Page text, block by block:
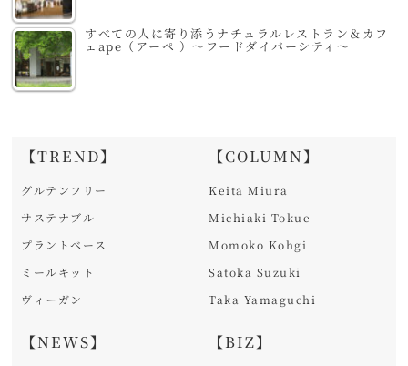
すべての人に寄り添うナチュラルレストラン＆カフ
ェape（アーペ ）～フードダイバーシティ～
【TREND】
グルテンフリー
サステナブル
プラントベース
ミールキット
ヴィーガン
【NEWS】
【COLUMN】
Keita Miura
Michiaki Tokue
Momoko Kohgi
Satoka Suzuki
Taka Yamaguchi
【BIZ】